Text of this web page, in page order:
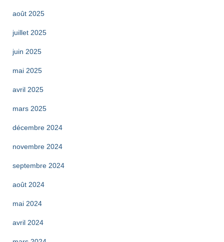
août 2025
juillet 2025
juin 2025
mai 2025
avril 2025
mars 2025
décembre 2024
novembre 2024
septembre 2024
août 2024
mai 2024
avril 2024